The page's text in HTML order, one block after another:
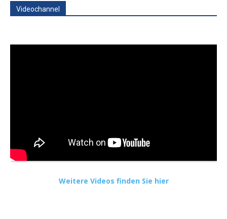
Videochannel
Weitere Videos finden Sie hier